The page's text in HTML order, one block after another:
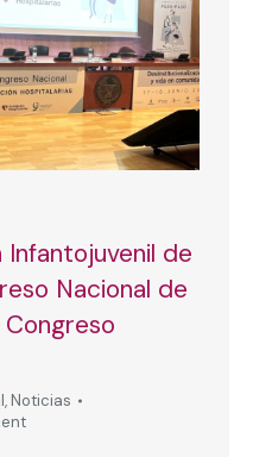
de
Nacional de
, Noticias